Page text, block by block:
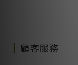
顧客服務